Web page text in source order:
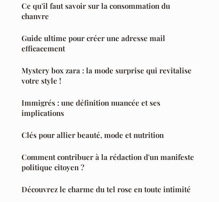
Ce qu'il faut savoir sur la consommation du
chanvre
Guide ultime pour créer une adresse mail
efficacement
Mystery box zara : la mode surprise qui revitalise
votre style !
Immigrés : une définition nuancée et ses
implications
Clés pour allier beauté, mode et nutrition
Comment contribuer à la rédaction d'un manifeste
politique citoyen ?
Découvrez le charme du tel rose en toute intimité